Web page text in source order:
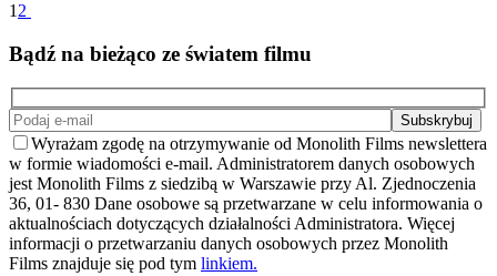
12
Bądź na bieżąco ze światem filmu
Wyrażam zgodę na otrzymywanie od Monolith Films newslettera
w formie wiadomości e-mail. Administratorem danych osobowych
jest Monolith Films z siedzibą w Warszawie przy Al. Zjednoczenia
36, 01- 830 Dane osobowe są przetwarzane w celu informowania o
aktualnościach dotyczących działalności Administratora. Więcej
informacji o przetwarzaniu danych osobowych przez Monolith
Films znajduje się pod tym linkiem.